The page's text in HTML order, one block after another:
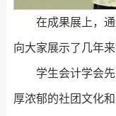
在成果展上，
向大家展示了几年
学生会计学会
厚浓郁的社团文化